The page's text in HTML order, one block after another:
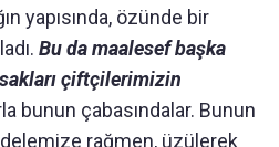
yapısında, özünde bir
Bu da maalesef başka
çiftçilerimizin
bunun çabasındalar. Bunun
rağmen, üzülerek